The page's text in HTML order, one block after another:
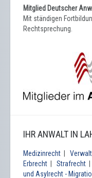
Mitglied Deutscher
Mit ständigen
Rechtsprechung.
IHR ANWALT IN
Medizinrecht
Erbrecht
Strafrecht
und Asylrecht -